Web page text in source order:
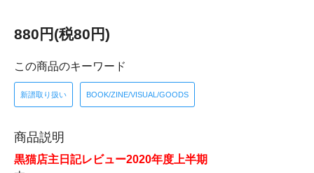
880円(税80円)
この商品のキーワード
新譜取り扱い BOOK/ZINE/VISUAL/GOODS
商品説明
黒猫店主日記レビュー2020年度上半期